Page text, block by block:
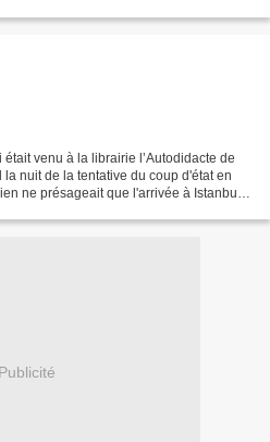
venu à la librairie l’Autodidacte de
nuit de la tentative du coup d'état en
ne présageait que l'arrivée à Istanbul
Publicité